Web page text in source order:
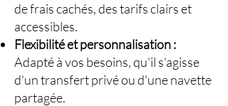
de frais cachés, des tarifs clairs et
accessibles.
Flexibilité et personnalisation :
Adapté à vos besoins, qu'il s'agisse
d'un transfert privé ou d'une navette
partagée.